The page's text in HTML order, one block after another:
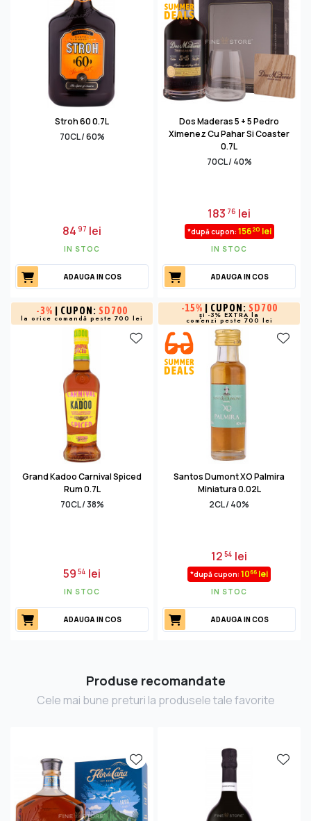
Stroh 60 0.7L
70CL / 60%
8497 lei
IN STOC
ADAUGA IN COS
Dos Maderas 5 + 5 Pedro
Ximenez Cu Pahar Si Coaster
0.7L
70CL / 40%
183 76 lei
*după cupon: 15620 lei
IN STOC
ADAUGA IN COS
-3% | CUPON: SD700
la orice comandă peste 700 lei
Grand Kadoo Carnival Spiced
Rum 0.7L
70CL / 38%
5954 lei
IN STOC
ADAUGA IN COS
-15% | CUPON: SD700
și -3% EXTRA la
comenzi peste 700 lei
Santos Dumont XO Palmira
Miniatura 0.02L
2CL / 40%
1254 lei
*după cupon: 1066 lei
IN STOC
ADAUGA IN COS
Produse recomandate
Cele mai bune preturi la produsele tale favorite